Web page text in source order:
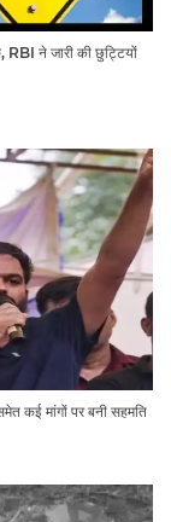
ने जारी की छुट्टियों
कई मांगों पर बनी सहमति